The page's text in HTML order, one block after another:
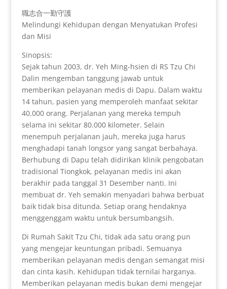
職志合一勤守護
Melindungi Kehidupan dengan Menyatukan Profesi
dan Misi
Sinopsis:
Sejak tahun 2003, dr. Yeh Ming-hsien di RS Tzu Chi
Dalin mengemban tanggung jawab untuk
memberikan pelayanan medis di Dapu. Dalam waktu
14 tahun, pasien yang memperoleh manfaat sekitar
40.000 orang. Perjalanan yang mereka tempuh
selama ini sekitar 80.000 kilometer. Selain
menempuh perjalanan jauh, mereka juga harus
menghadapi tanah longsor yang sangat berbahaya.
Berhubung di Dapu telah didirikan klinik pengobatan
tradisional Tiongkok, pelayanan medis ini akan
berakhir pada tanggal 31 Desember nanti. Ini
membuat dr. Yeh semakin menyadari bahwa berbuat
baik tidak bisa ditunda. Setiap orang hendaknya
menggenggam waktu untuk bersumbangsih.
Di Rumah Sakit Tzu Chi, tidak ada satu orang pun
yang mengejar keuntungan pribadi. Semuanya
memberikan pelayanan medis dengan semangat misi
dan cinta kasih. Kehidupan tidak ternilai harganya.
Memberikan pelayanan medis bukan demi mengejar